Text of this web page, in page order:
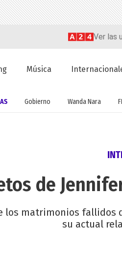
Ver las
Música
Gobierno Wanda Nara
de
los matrimonios fallidos
su actual